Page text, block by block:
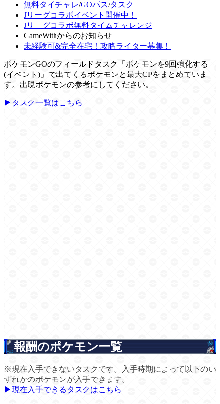
無料タイチャレ/GOパス/タスク
Jリーグコラボイベント開催中！
Jリーグコラボ無料タイムチャレンジ
GameWithからのお知らせ
未経験可&完全在宅！攻略ライター募集！
ポケモンGOのフィールドタスク「ポケモンを9回強化する
(イベント)」で出てくるポケモンと最大CPをまとめていま
す。出現ポケモンの参考にしてください。
▶タスク一覧はこちら
報酬のポケモン一覧
※現在入手できないタスクです。入手時期によって以下のい
ずれかのポケモンが入手できます。
▶現在入手できるタスクはこちら